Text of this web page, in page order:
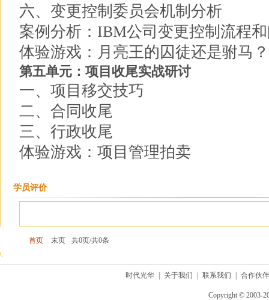
六、变更控制委员会机制分析
案例分析：IBM公司变更控制流程
体验游戏：月亮王的囚徒还是驸马？
第五单元：项目收尾实战研讨
一、项目移交技巧
二、合同收尾
三、行政收尾
体验游戏：项目管理拍卖
学员评价
首页 末页 共0页/共0条
时代光华 关于我们 联系我们 合作伙伴
Copyright © 2003-